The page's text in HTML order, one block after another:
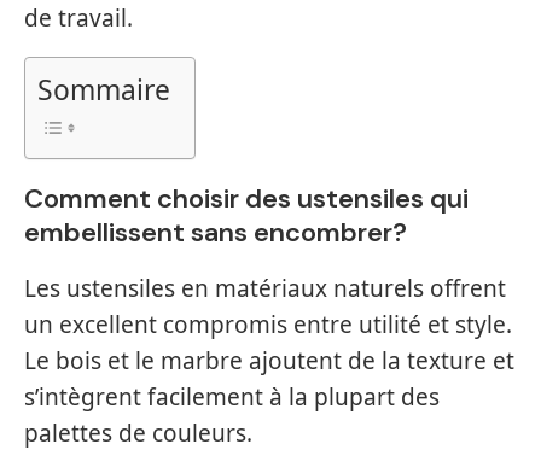
de travail.
Sommaire
Comment choisir des ustensiles qui
embellissent sans encombrer?
Les ustensiles en matériaux naturels offrent
un excellent compromis entre utilité et style.
Le bois et le marbre ajoutent de la texture et
s’intègrent facilement à la plupart des
palettes de couleurs.